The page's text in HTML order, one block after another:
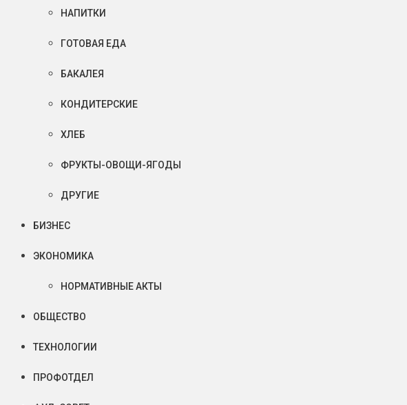
НАПИТКИ
ГОТОВАЯ ЕДА
БАКАЛЕЯ
КОНДИТЕРСКИЕ
ХЛЕБ
ФРУКТЫ-ОВОЩИ-ЯГОДЫ
ДРУГИЕ
БИЗНЕС
ЭКОНОМИКА
НОРМАТИВНЫЕ АКТЫ
ОБЩЕСТВО
ТЕХНОЛОГИИ
ПРОФОТДЕЛ